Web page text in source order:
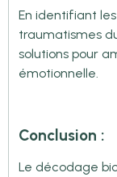
En identifiant
traumatismes
solutions pour
émotionnelle.
Conclusion :
Le décodage